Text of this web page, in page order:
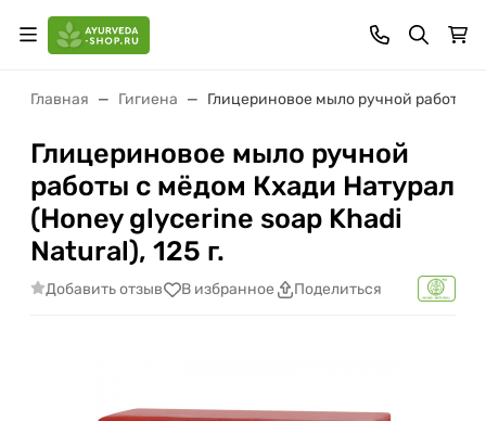
Главная Гигиена Глицериновое мыло ручной работы с
Глицериновое мыло ручной
работы с мёдом Кхади Натурал
(Honey glycerine soap Khadi
Natural), 125 г.
Добавить отзыв В избранное Поделиться